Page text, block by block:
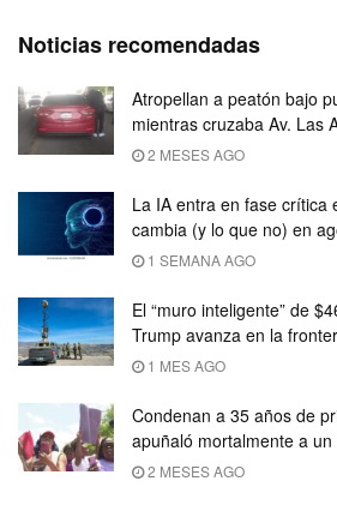
Noticias recomendadas
Atropellan a peatón bajo
mientras cruzaba Av. Las
2 MESES AGO
La IA entra en fase crítica
cambia (y lo que no) en
1 SEMANA AGO
El “muro inteligente” de
Trump avanza en la
1 MES AGO
Condenan a 35 años de
apuñaló mortalmente a
2 MESES AGO